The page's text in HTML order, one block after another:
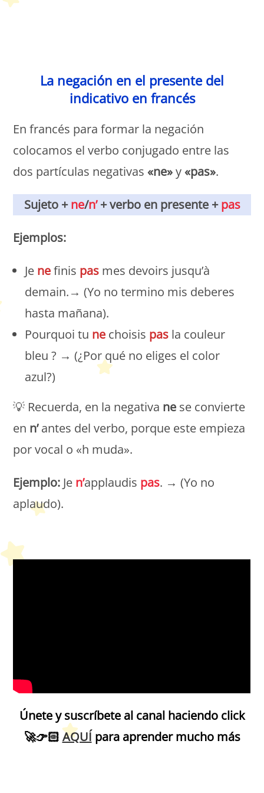
La negación en el presente del
indicativo en francés
En francés para formar la negación
colocamos el verbo conjugado entre las
dos partículas negativas«ne»y«pas».
Sujeto +ne/n’+ verbo en presente +pas
Ejemplos:
Je nefinis pas mes devoirs jusqu’à
demain.→ (Yo no termino mis deberes
hasta mañana).
Pourquoi tu ne choisis pas la couleur
bleu ? → (¿Por qué no eliges el color
azul?)
💡 Recuerda, en la negativa ne se convierte
en n’antes del verbo, porque este empieza
por vocal o «h muda».
Ejemplo: Je n’applaudis pas. → (Yo no
aplaudo).
Únete y suscríbete al canal haciendo click
🚀👉🏻 AQUÍ para aprender mucho más